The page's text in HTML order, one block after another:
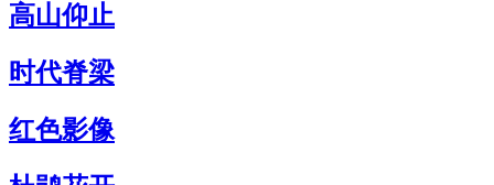
高山仰止
时代脊梁
红色影像